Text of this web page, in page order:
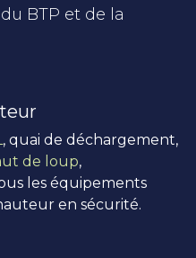
BTP et de la
, quai de déchargement,
de loup,
les équipements
en sécurité.